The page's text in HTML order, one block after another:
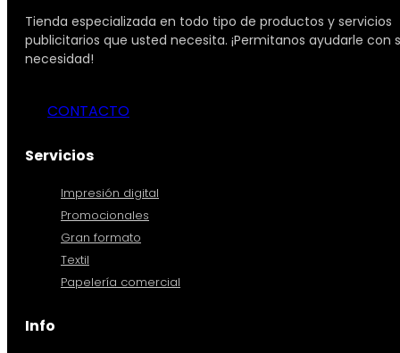
Tienda especializada en todo tipo de productos y servicios
publicitarios que usted necesita. ¡Permitanos ayudarle con
necesidad!
CONTACTO
Servicios
Impresión digital
Promocionales
Gran formato
Textil
Papelería comercial
Info